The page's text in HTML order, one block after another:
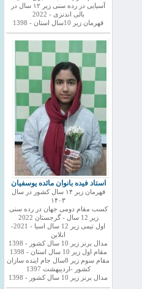
آسیایی در رده سنی زیر ۱۲ سال در
بالی اندنزی - 2022
قهرمان زیر 10سال استان - 1398
استاد فیده بانوان مائده یوسفیان
قهرمان زیر ۱۴ سال کشور در سال
۱۴۰۳
کسب مقام دومی جهان در رده سنی
زیر 12 سال - گرجستان 2022
اول تیمی زیر 12 سال اسیا - 2021-
انلاین
مدال برنز زیر 10 سال کشور - 1398
مقام اول زیر 10 سال استان - 1398
مقام سوم زیر 8سال جام اینده سازان
کشور -اردیبهشت 1397
مدال برنز زیر 10 سال کشور - 1398